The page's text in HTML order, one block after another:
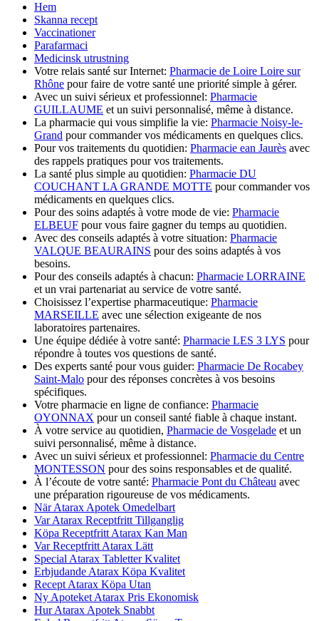
Hem
Skanna recept
Vaccinationer
Parafarmaci
Medicinsk utrustning
Votre relais santé sur Internet: Pharmacie de Loire Loire sur
Rhône pour faire de votre santé une priorité simple à gérer.
Avec un suivi sérieux et professionnel: Pharmacie
GUILLAUME et un suivi personnalisé, même à distance.
La pharmacie qui vous simplifie la vie: Pharmacie Noisy-le-
Grand pour commander vos médicaments en quelques clics.
Pour vos traitements du quotidien: Pharmacie ean Jaurès avec
des rappels pratiques pour vos traitements.
La santé plus simple au quotidien: Pharmacie DU
COUCHANT LA GRANDE MOTTE pour commander vos
médicaments en quelques clics.
Pour des soins adaptés à votre mode de vie: Pharmacie
ELBEUF pour vous faire gagner du temps au quotidien.
Avec des conseils adaptés à votre situation: Pharmacie
VALQUE BEAURAINS pour des soins adaptés à vos
besoins.
Pour des conseils adaptés à chacun: Pharmacie LORRAINE
et un vrai partenariat au service de votre santé.
Choisissez l’expertise pharmaceutique: Pharmacie
MARSEILLE avec une sélection exigeante de nos
laboratoires partenaires.
Une équipe dédiée à votre santé: Pharmacie LES 3 LYS pour
répondre à toutes vos questions de santé.
Des experts santé pour vous guider: Pharmacie De Rocabey
Saint-Malo pour des réponses concrètes à vos besoins
spécifiques.
Votre pharmacie en ligne de confiance: Pharmacie
OYONNAX pour un conseil santé fiable à chaque instant.
À votre service au quotidien, Pharmacie de Vosgelade et un
suivi personnalisé, même à distance.
Avec un suivi sérieux et professionnel: Pharmacie du Centre
MONTESSON pour des soins responsables et de qualité.
À l’écoute de votre santé: Pharmacie Pont du Château avec
une préparation rigoureuse de vos médicaments.
När Atarax Apotek Omedelbart
Var Atarax Receptfritt Tillganglig
Köpa Receptfritt Atarax Kan Man
Var Receptfritt Atarax Lätt
Special Atarax Tabletter Kvalitet
Erbjudande Atarax Köpa Kvalitet
Recept Atarax Köpa Utan
Ny Apoteket Atarax Pris Ekonomisk
Hur Atarax Apotek Snabbt